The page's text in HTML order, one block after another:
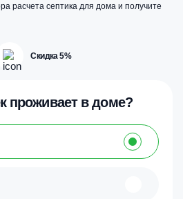
расчета септика для дома и получите
Скидка 5%
проживает в доме?